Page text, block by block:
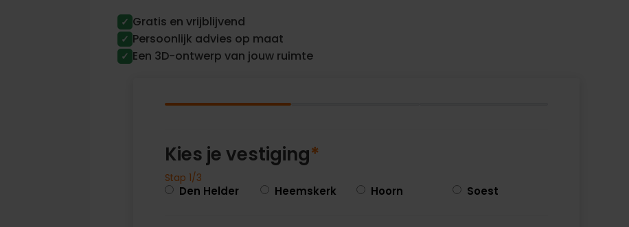
✓ Gratis en vrijblijvend
✓ Persoonlijk advies op maat
✓ Een 3D-ontwerp van jouw ruimte
Kies je vestiging*
Stap 1/3
Den Helder Heemskerk Hoorn Soest